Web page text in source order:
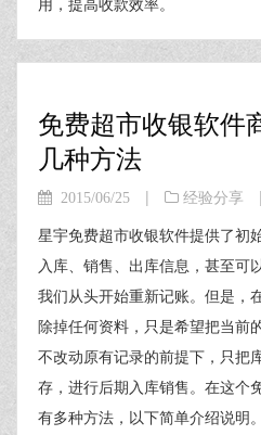
免费超市收银软件
几种方法
2015/06/25 | 经验分享 |
星宇免费超市收银软件提供了初
入库、销售、出库信息，甚至可
我们从头开始重新记账。但是，
除掉任何资料，只是希望把当前
不改动原有记录的前提下，只把
存，进行后期入库销售。在这个
有多种方法，以下简单介绍说明